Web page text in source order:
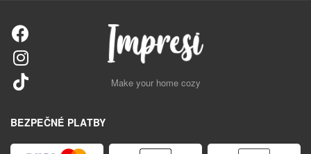
Make your home cozy
BEZPEČNÉ PLATBY